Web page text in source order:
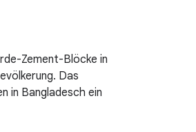
Zement-Blöcke in
Das
in Bangladesch ein